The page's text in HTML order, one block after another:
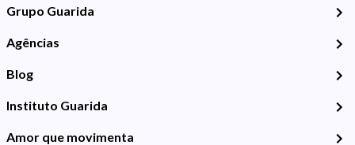
Grupo Guarida
Agências
Blog
Instituto Guarida
Amor que movimenta